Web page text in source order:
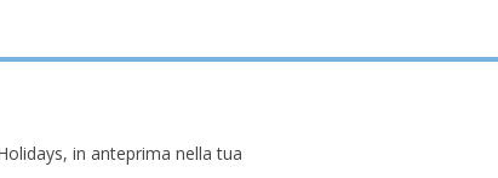
in anteprima nella tua